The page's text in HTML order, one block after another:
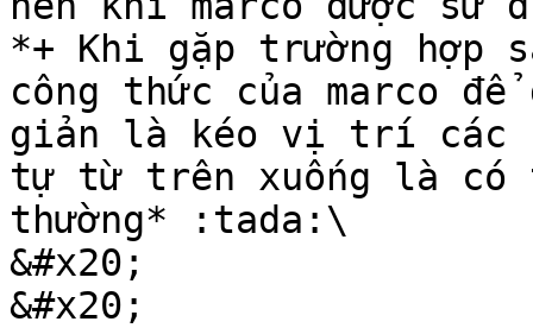
*+ Khi gặp trường hợp
công thức của marco
giản là kéo vị trí các
tự từ trên xuống là có
thường* :tada:\
&#x20;
&#x20;